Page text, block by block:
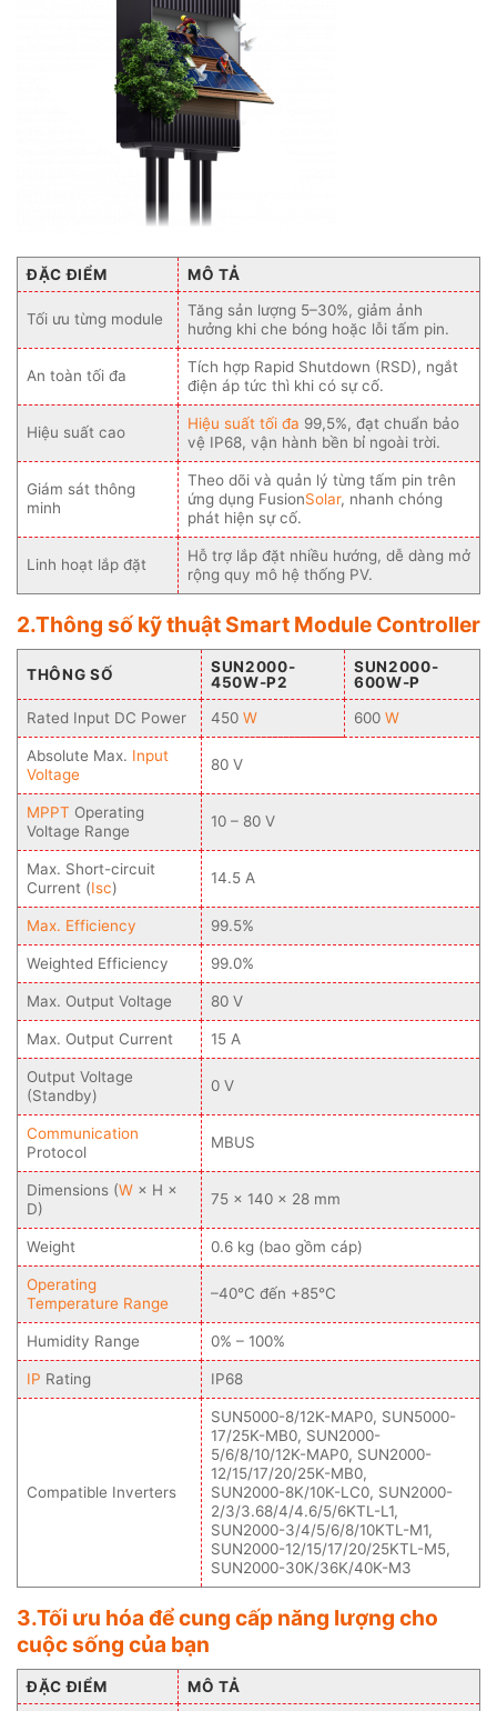
ĐẶC ĐIỂM MÔ TẢ
Tối ưu từng module
Tăng sản lượng 5–30%, giảm ảnh
hưởng khi che bóng hoặc lỗi tấm pin.
An toàn tối đa
Tích hợp Rapid Shutdown (RSD), ngắt
điện áp tức thì khi có sự cố.
Hiệu suất cao Hiệu suất tối đa 99,5%, đạt chuẩn bảo
vệ IP68, vận hành bền bỉ ngoài trời.
Giám sát thông
minh
Theo dõi và quản lý từng tấm pin trên
ứng dụng FusionSolar, nhanh chóng
phát hiện sự cố.
Linh hoạt lắp đặt
Hỗ trợ lắp đặt nhiều hướng, dễ dàng mở
rộng quy mô hệ thống PV.
2.Thông số kỹ thuật Smart Module Controller
THÔNG SỐ
SUN2000-
450W-P2
SUN2000-
600W-P
Rated Input DC Power
450 W 600 W
Absolute Max. Input
Voltage
80 V
MPPT Operating
Voltage Range
10 – 80 V
Max. Short-circuit
Current (Isc)
14.5 A
Max. Efficiency 99.5%
Weighted Efficiency 99.0%
Max. Output Voltage 80 V
Max. Output Current 15 A
Output Voltage
(Standby)
0 V
Communication
Protocol
MBUS
Dimensions (W × H ×
D)
75 × 140 × 28 mm
Weight 0.6 kg (bao gồm cáp)
Operating
Temperature Range
–40°C đến +85°C
Humidity Range 0% – 100%
IP Rating IP68
Compatible Inverters
SUN5000-8/12K-MAP0, SUN5000-
17/25K-MB0, SUN2000-
5/6/8/10/12K-MAP0, SUN2000-
12/15/17/20/25K-MB0,
SUN2000-8K/10K-LC0, SUN2000-
2/3/3.68/4/4.6/5/6KTL-L1,
SUN2000-3/4/5/6/8/10KTL-M1,
SUN2000-12/15/17/20/25KTL-M5,
SUN2000-30K/36K/40K-M3
3.Tối ưu hóa để cung cấp năng lượng cho
cuộc sống của bạn
ĐẶC ĐIỂM MÔ TẢ